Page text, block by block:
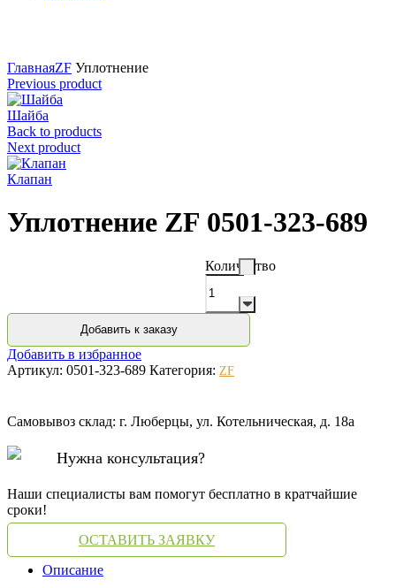
ГлавнаяZF Уплотнение
Previous product
Шайба
Back to products
Next product
Клапан
Уплотнение ZF 0501-323-689
Количество
Добавить к заказу
Добавить в избранное
Артикул: 0501-323-689 Категория: ZF
Самовывоз склад: г. Люберцы, ул. Котельническая, д. 18а
Нужна консультация?
Наши специалисты вам помогут бесплатно в кратчайшие
сроки!
ОСТАВИТЬ ЗАЯВКУ
Описание